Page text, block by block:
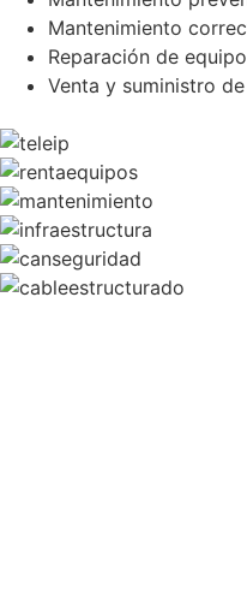
Mantenimiento
Reparación de
Venta y suministro